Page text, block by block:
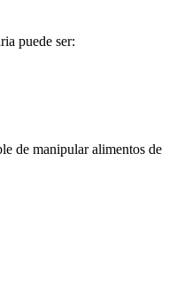
puede ser:
de manipular alimentos de